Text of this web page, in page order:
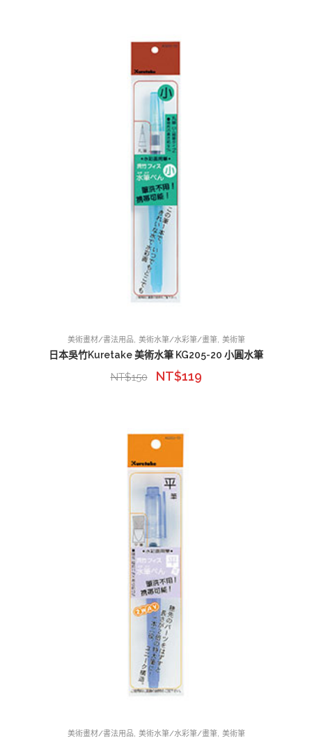
美術畫材/書法用品 美術水筆/水彩筆/畫筆, 美術筆
日本吳竹Kuretake 美術水筆 KG205-20 小圓水筆
NT$150 NT$119
美術畫材/書法用品 美術水筆/水彩筆/畫筆, 美術筆